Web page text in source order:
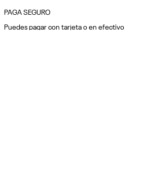
PAGA SEGURO
Puedes pagar con tarjeta o en efectivo